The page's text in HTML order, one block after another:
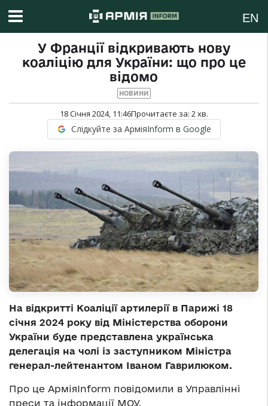
EN
У Франції відкривають нову
коаліцію для України: що про це
відомо
НОВИНИ
18 Січня 2024, 11:46Прочитаєте за: 2хв.
Слідкуйте за АрміяInform в Google
На відкритті Коаліції артилерії в Парижі 18
січня 2024 року від Міністерства оборони
України буде представлена українська
делегація на чолі із заступником Міністра
генерал-лейтенантом Іваном Гаврилюком.
Про це АрміяInform повідомили в Управлінні
преси та інформації МОУ.